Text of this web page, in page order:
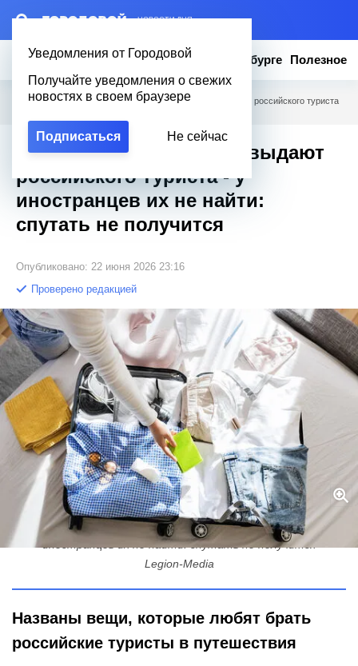
– НОВОСТИ ДНЯ
Уведомления от Городовой
Получайте уведомления о свежих
новостях в своем браузере
Подписаться Не сейчас
Новости Эксклюзив Вопросы о Петербурге Полезное
Городовой Полезное / Какие вещи в чемодане выдают российского туриста
Какие вещи в чемодане выдают
российского туриста - у
иностранцев их не найти:
спутать не получится
Опубликовано: 22 июня 2026 23:16
Проверено редакцией
Какие вещи в чемодане выдают российского туриста - у
иностранцев их не найти: спутать не получится
Legion-Media
Названы вещи, которые любят брать
российские туристы в путешествия